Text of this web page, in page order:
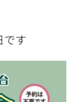
日です